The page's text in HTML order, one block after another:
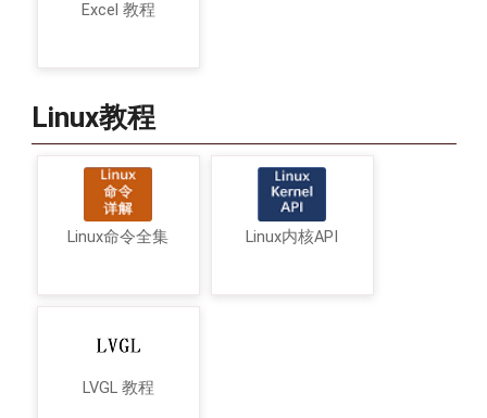
Excel 教程
Linux教程
Linux命令全集 Linux内核API
LVGL 教程